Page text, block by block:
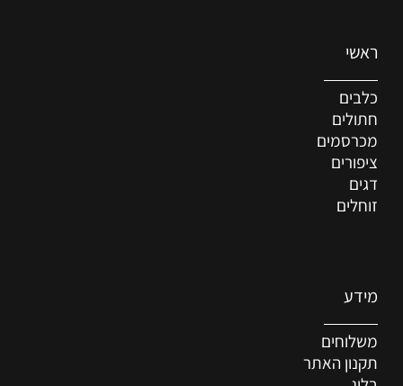
ראשי
כלבים
חתולים
מכרסמים
ציפורים
דגים
זוחלים
מידע
משלוחים
תקנון האתר